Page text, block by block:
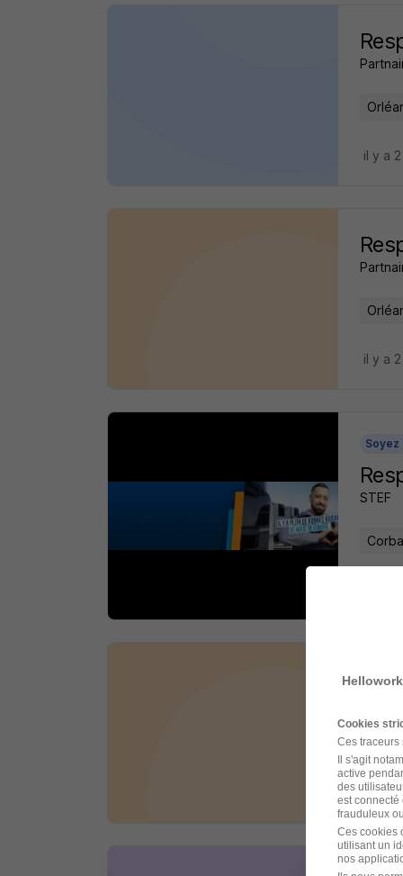
il y a
il y a
Soyez
STEF
Le
il y a
Cookies
Ces traceurs
Il s'agit
active
des
est connecté
frauduleux
Ces cookies
utilisant un
nos